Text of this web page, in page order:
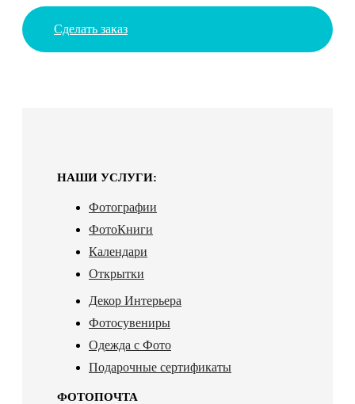
Сделать заказ
НАШИ УСЛУГИ:
Фотографии
ФотоКниги
Календари
Открытки
Декор Интерьера
Фотосувениры
Одежда с Фото
Подарочные сертификаты
ФОТОПОЧТА